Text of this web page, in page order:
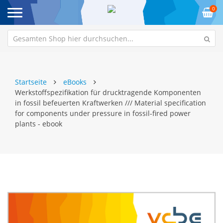
0
Startseite
eBooks
Werkstoffspezifikation für drucktragende Komponenten
in fossil befeuerten Kraftwerken /// Material specification
for components under pressure in fossil-fired power
plants - ebook
Bildgalerie